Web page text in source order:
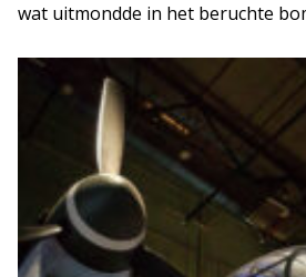
wat uitmondde in het beruchte